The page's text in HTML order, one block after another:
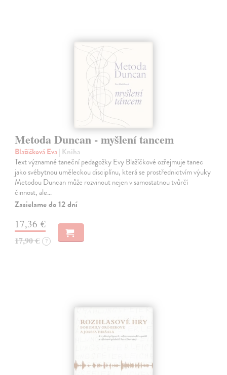
Metoda Duncan - myšlení tancem
Blažíčková Eva| Kniha
Text významné taneční pedagožky Evy Blažíčkové ozřejmuje tanec
jako svébytnou uměleckou disciplínu, která se prostřednictvím výuky
Metodou Duncan může rozvinout nejen v samostatnou tvůrčí
činnost, ale…
Zasielame do 12 dní
17,36 €
17,90 € ?